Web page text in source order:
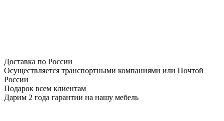
Доставка по России
Осуществляется транспортными компаниями или Почтой
России
Подарок всем клиентам
Дарим 2 года гарантии на нашу мебель